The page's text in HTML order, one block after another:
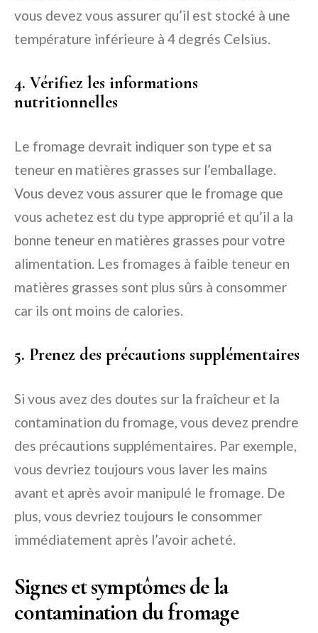
vous devez vous assurer qu’il est stocké à une
température inférieure à 4 degrés Celsius.
4. Vérifiez les informations
nutritionnelles
Le fromage devrait indiquer son type et sa
teneur en matières grasses sur l’emballage.
Vous devez vous assurer que le fromage que
vous achetez est du type approprié et qu’il a la
bonne teneur en matières grasses pour votre
alimentation. Les fromages à faible teneur en
matières grasses sont plus sûrs à consommer
car ils ont moins de calories.
5. Prenez des précautions supplémentaires
Si vous avez des doutes sur la fraîcheur et la
contamination du fromage, vous devez prendre
des précautions supplémentaires. Par exemple,
vous devriez toujours vous laver les mains
avant et après avoir manipulé le fromage. De
plus, vous devriez toujours le consommer
immédiatement après l’avoir acheté.
Signes et symptômes de la
contamination du fromage